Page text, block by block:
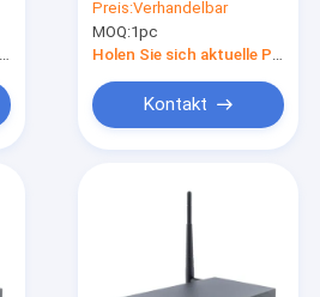
8K HD industrieller AI
12,0 NPU 6T
Preis:Verhandelbar
MOQ:1pc
Kontakt